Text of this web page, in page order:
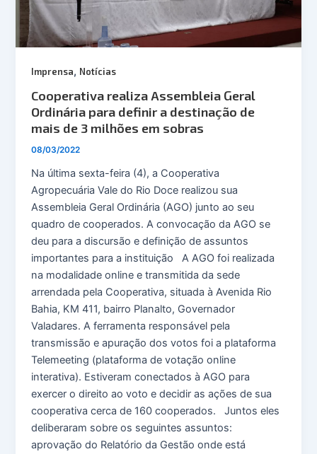
Imprensa, Notícias
Cooperativa realiza Assembleia Geral
Ordinária para definir a destinação de
mais de 3 milhões em sobras
08/03/2022
Na última sexta-feira (4), a Cooperativa
Agropecuária Vale do Rio Doce realizou sua
Assembleia Geral Ordinária (AGO) junto ao seu
quadro de cooperados. A convocação da AGO se
deu para a discursão e definição de assuntos
importantes para a instituição A AGO foi realizada
na modalidade online e transmitida da sede
arrendada pela Cooperativa, situada à Avenida Rio
Bahia, KM 411, bairro Planalto, Governador
Valadares. A ferramenta responsável pela
transmissão e apuração dos votos foi a plataforma
Telemeeting (plataforma de votação online
interativa). Estiveram conectados à AGO para
exercer o direito ao voto e decidir as ações de sua
cooperativa cerca de 160 cooperados. Juntos eles
deliberaram sobre os seguintes assuntos:
aprovação do Relatório da Gestão onde está